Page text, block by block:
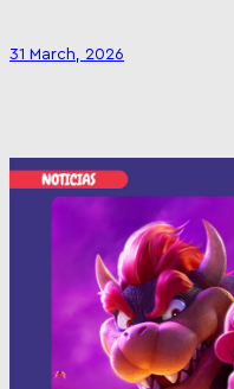
31 March, 2026